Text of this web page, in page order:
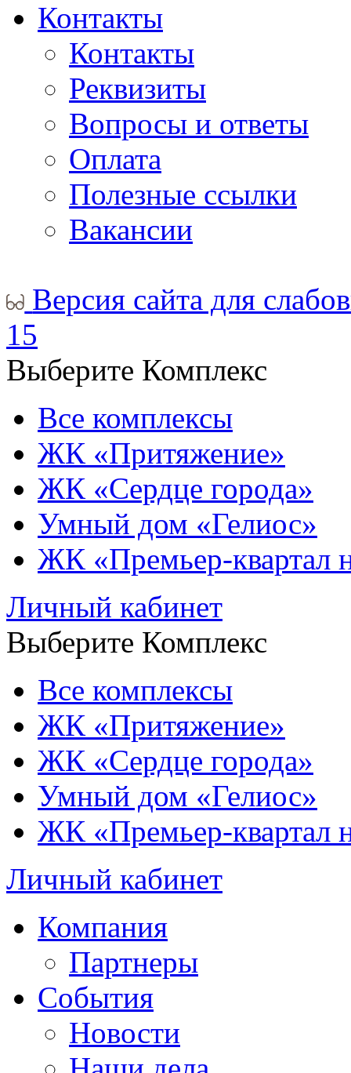
Контакты
Контакты
Реквизиты
Вопросы и ответы
Оплата
Полезные ссылки
Вакансии
Версия сайта для
15
Выберите Комплекс
Все комплексы
ЖК «Притяжение»
ЖК «Сердце города»
Умный дом «Гелиос»
ЖК «Премьер-квартал
Личный кабинет
Выберите Комплекс
Все комплексы
ЖК «Притяжение»
ЖК «Сердце города»
Умный дом «Гелиос»
ЖК «Премьер-квартал
Личный кабинет
Компания
Партнеры
События
Новости